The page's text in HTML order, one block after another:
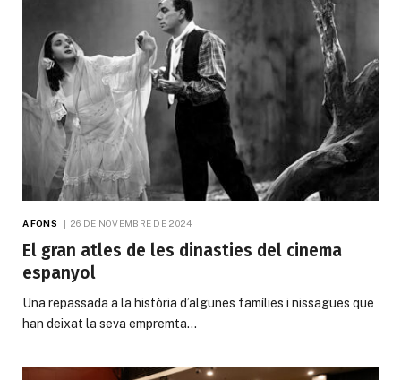
A FONS 26 DE NOVEMBRE DE 2024
El gran atles de les dinasties del cinema
espanyol
Una repassada a la història d’algunes famílies i nissagues que
han deixat la seva empremta…